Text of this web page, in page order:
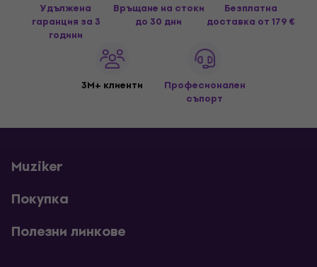
Удължена
гаранция за 3
години
Връщане на стоки
до 30 дни
Безплатна
доставка от 179 €
3M+ клиенти
Професионален
съпорт
Muziker
Покупка
Полезни линкове